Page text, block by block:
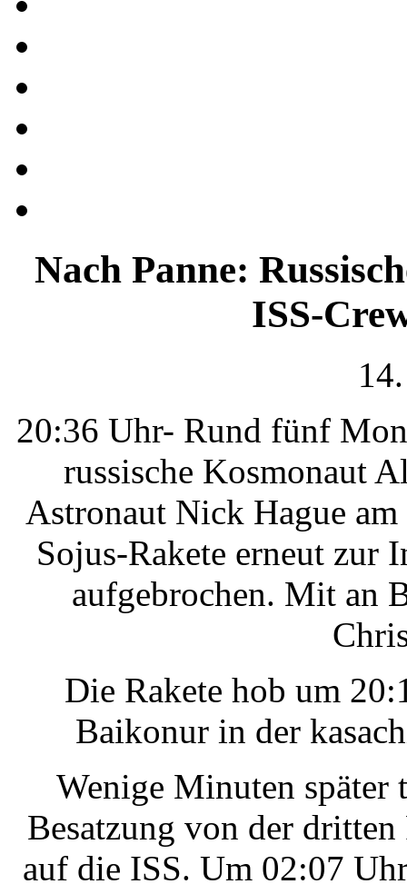
Nach Panne:
ISS-
20:36 Uhr- Rund fünf
russische Kosmonaut
Astronaut Nick Hague
Sojus-Rakete erneut zur
aufgebrochen. Mit an
Die Rakete hob um
Baikonur in der
Wenige Minuten später
Besatzung von der
auf die ISS. Um 02:07